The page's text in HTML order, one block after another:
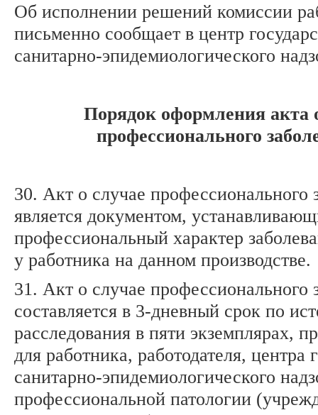
Об исполнении решений комиссии
письменно сообщает в центр
санитарно-эпидемиологического
Порядок оформления акта
профессионального
30. Акт о случае профессионального
является документом,
профессиональный характер
у работника на данном производстве.
31. Акт о случае профессионального
составляется в 3-дневный срок по
расследования в пяти экземплярах,
для работника, работодателя, центра
санитарно-эпидемиологического
профессиональной патологии